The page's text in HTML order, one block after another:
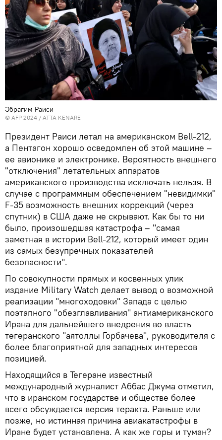
Эбрагим Раиси
© AFP 2024 / ATTA KENARE
Президент Раиси летал на американском Bell-212,
а Пентагон хорошо осведомлен об этой машине –
ее авионике и электронике. Вероятность внешнего
"отключения" летательных аппаратов
американского производства исключать нельзя. В
случае с программным обеспечением "невидимки"
F-35 возможность внешних коррекций (через
спутник) в США даже не скрывают. Как бы то ни
было, произошедшая катастрофа – "самая
заметная в истории Bell-212, который имеет один
из самых безупречных показателей
безопасности".
По совокупности прямых и косвенных улик
издание Military Watch делает вывод о возможной
реализации "многоходовки" Запада с целью
поэтапного "обезглавливания" антиамериканского
Ирана для дальнейшего внедрения во власть
тегеранского "аятоллы Горбачева", руководителя с
более благоприятной для западных интересов
позицией.
Находящийся в Тегеране известный
международный журналист Аббас Джума отметил,
что в иранском государстве и обществе более
всего обсуждается версия теракта. Раньше или
позже, но истинная причина авиакатастрофы в
Иране будет установлена. А как же горы и туман?